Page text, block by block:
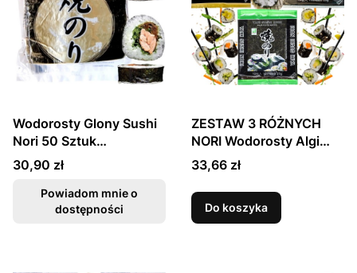
Wodorosty Glony Sushi
Nori 50 Sztuk
PLATINIUM OCEANS
KAISER
Cena
30,90 zł
Powiadom mnie o
dostępności
ZESTAW 3 RÓŻNYCH
NORI Wodorosty Algi
Glony Do Sushi GOLD
SILVER i GREEN 30
Sztuk JHFOODS
Cena
33,66 zł
Do koszyka